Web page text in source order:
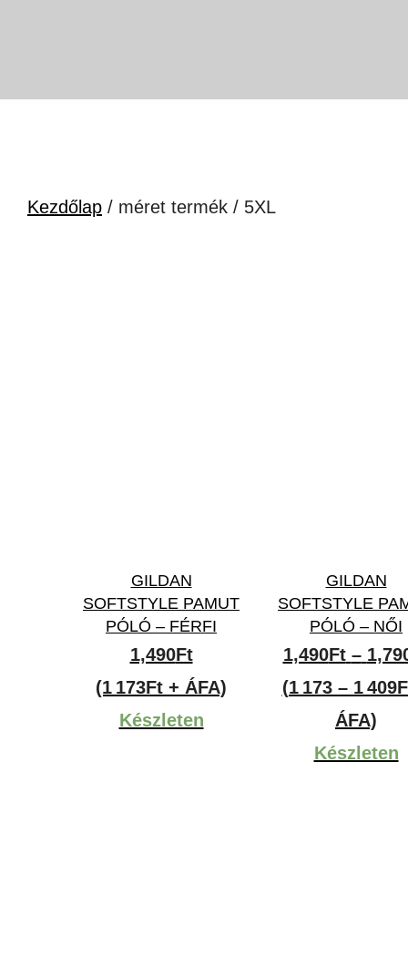
Kezdőlap / méret termék / 5XL
GILDAN
SOFTSTYLE PAMUT
PÓLÓ – FÉRFI
1,490Ft
(1 173Ft + ÁFA)
Készleten
GILDAN
SOFTSTYLE
PÓLÓ – NŐI
1,490Ft –
(1 173 – 1
ÁFA)
Készleten